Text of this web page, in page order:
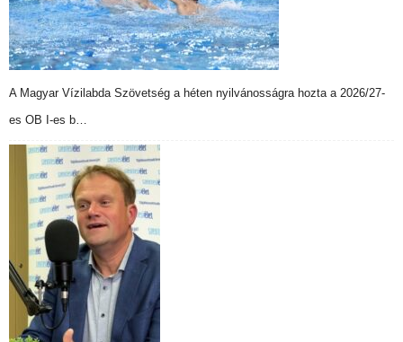
A Magyar Vízilabda Szövetség a héten nyilvánosságra hozta a 2026/27-
es OB I-es b…